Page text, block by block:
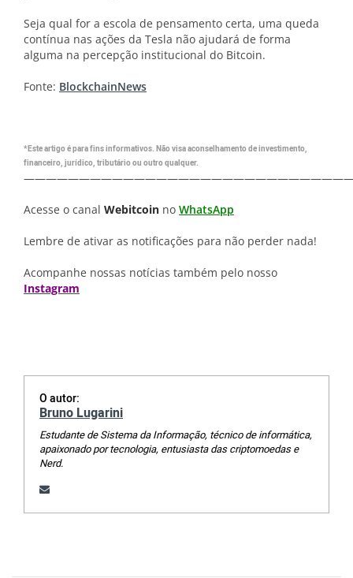
Seja qual for a escola de pensamento certa, uma queda
contínua nas ações da Tesla não ajudará de forma
alguma na percepção institucional do Bitcoin.
Fonte: BlockchainNews
*Este artigo é para fins informativos. Não visa aconselhamento de investimento,
financeiro, jurídico, tributário ou outro qualquer.
Acesse o canal Webitcoin no WhatsApp
Lembre de ativar as notificações para não perder nada!
Acompanhe nossas notícias também pelo nosso
Instagram
O autor:
Bruno Lugarini
Estudante de Sistema da Informação, técnico de informática,
apaixonado por tecnologia, entusiasta das criptomoedas e
Nerd.